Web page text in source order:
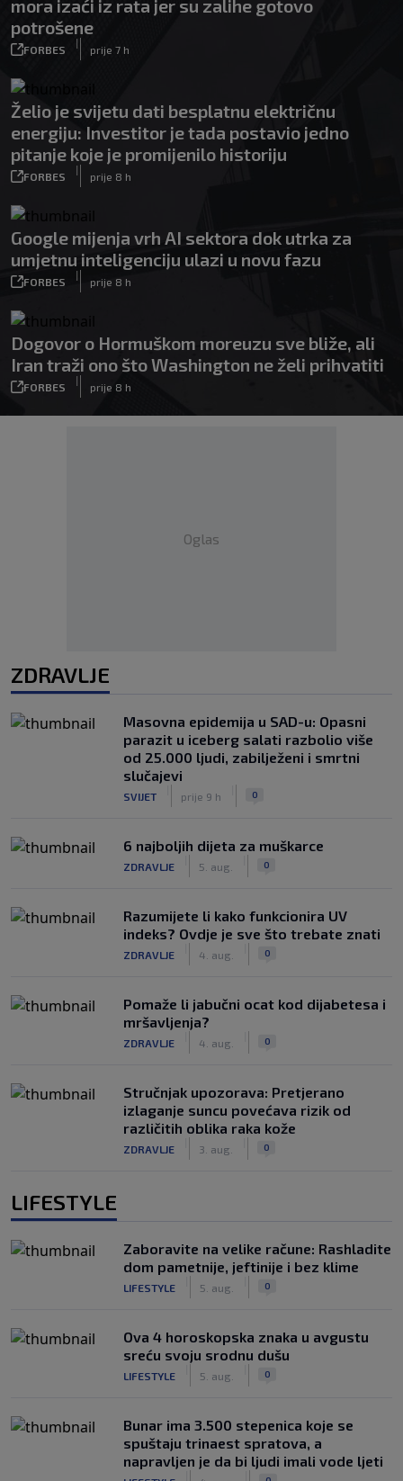
mora izaći iz rata jer su zalihe gotovo
potrošene
FORBES
|
prije 7 h
Želio je svijetu dati besplatnu električnu
energiju: Investitor je tada postavio jedno
pitanje koje je promijenilo historiju
FORBES
|
prije 8 h
Google mijenja vrh AI sektora dok utrka za
umjetnu inteligenciju ulazi u novu fazu
FORBES
|
prije 8 h
Dogovor o Hormuškom moreuzu sve bliže, ali
Iran traži ono što Washington ne želi prihvatiti
FORBES
|
prije 8 h
Oglas
ZDRAVLJE
Masovna epidemija u SAD-u: Opasni
parazit u iceberg salati razbolio više
od 25.000 ljudi, zabilježeni i smrtni
slučajevi
SVIJET prije 9 h 0
6 najboljih dijeta za muškarce
ZDRAVLJE 5. aug. 0
Razumijete li kako funkcionira UV
indeks? Ovdje je sve što trebate znati
ZDRAVLJE 4. aug. 0
Pomaže li jabučni ocat kod dijabetesa i
mršavljenja?
ZDRAVLJE 4. aug. 0
Stručnjak upozorava: Pretjerano
izlaganje suncu povećava rizik od
različitih oblika raka kože
ZDRAVLJE 3. aug. 0
LIFESTYLE
Zaboravite na velike račune: Rashladite
dom pametnije, jeftinije i bez klime
LIFESTYLE 5. aug. 0
Ova 4 horoskopska znaka u avgustu
sreću svoju srodnu dušu
LIFESTYLE 5. aug. 0
Bunar imа 3.500 stepenica koje se
spuštaju trinaest spratova, a
napravljen je da bi ljudi imali vode ljeti